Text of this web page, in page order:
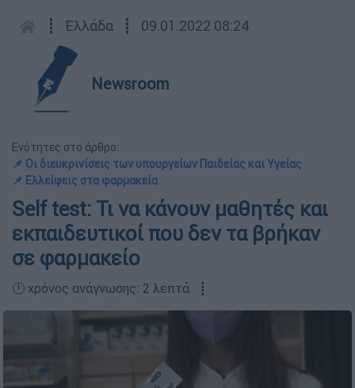
┋ Ελλάδα ┋ 09.01.2022 08:24
Newsroom
Ενότητες στο άρθρο:
📌 Οι διευκρινίσεις των υπουργείων Παιδείας και Υγείας
📌 Ελλείψεις στα φαρμακεία
Self test: Τι να κάνουν μαθητές και
εκπαιδευτικοί που δεν τα βρήκαν
σε φαρμακείο
🕛 χρόνος ανάγνωσης: 2 λεπτά ┋